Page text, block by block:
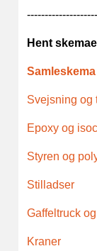
Hent
Svejsning og
Epoxy og
Styren og
Stilladser
Gaffeltruck
Kraner